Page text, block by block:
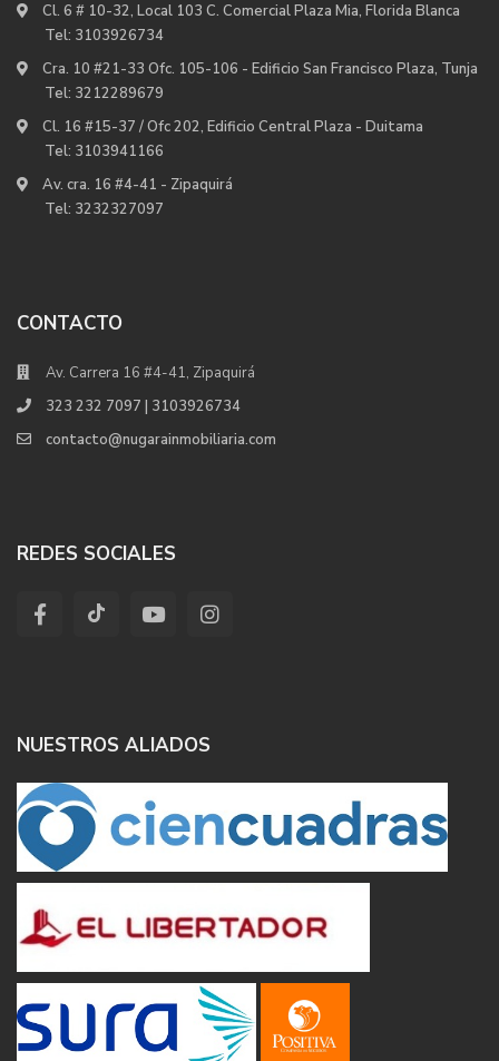
Cl. 6 # 10-32, Local 103 C. Comercial Plaza Mia, Florida Blanca
Tel: 3103926734
Cra. 10 #21-33 Ofc. 105-106 - Edificio San Francisco Plaza, Tunja
Tel: 3212289679
Cl. 16 #15-37 / Ofc 202, Edificio Central Plaza - Duitama
Tel: 3103941166
Av. cra. 16 #4-41 - Zipaquirá
Tel: 3232327097
CONTACTO
Av. Carrera 16 #4-41, Zipaquirá
323 232 7097 | 3103926734
contacto@nugarainmobiliaria.com
REDES SOCIALES
NUESTROS ALIADOS